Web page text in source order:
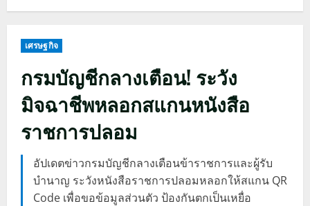
เศรษฐกิจ
กรมบัญชีกลางเตือน! ระวัง
มิจฉาชีพหลอกสแกนหนังสือ
ราชการปลอม
อัปเดตข่าวกรมบัญชีกลางเตือนข้าราชการและผู้รับ
บำนาญ ระวังหนังสือราชการปลอมหลอกให้สแกน QR
Code เพื่อขอข้อมูลส่วนตัว ป้องกันตกเป็นเหยื่อ